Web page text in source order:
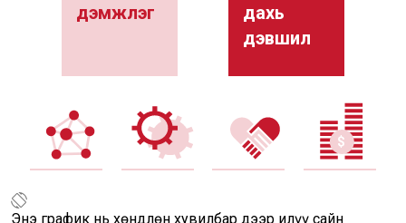
дэмжлэг
дахь
дэвшил
Энэ график нь хөндлөн хувилбар дээр илүү сайн